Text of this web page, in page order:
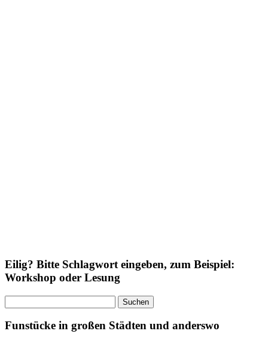
Eilig? Bitte Schlagwort eingeben, zum Beispiel:
Workshop oder Lesung
nach:
Funstücke in großen Städten und anderswo